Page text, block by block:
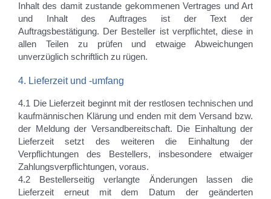
Inhalt des damit zustande gekommenen Vertrages und Art
und Inhalt des Auftrages ist der Text der
Auftragsbestätigung. Der Besteller ist verpflichtet, diese in
allen Teilen zu prüfen und etwaige Abweichungen
unverzüglich schriftlich zu rügen.
4. Lieferzeit und -umfang
4.1 Die Lieferzeit beginnt mit der restlosen technischen und
kaufmännischen Klärung und enden mit dem Versand bzw.
der Meldung der Versandbereitschaft. Die Einhaltung der
Lieferzeit setzt des weiteren die Einhaltung der
Verpflichtungen des Bestellers, insbesondere etwaiger
Zahlungsverpflichtungen, voraus.
4.2 Bestellerseitig verlangte Änderungen lassen die
Lieferzeit erneut mit dem Datum der geänderten